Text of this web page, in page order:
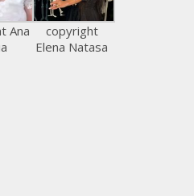
Ana
copyright
Elena Natasa